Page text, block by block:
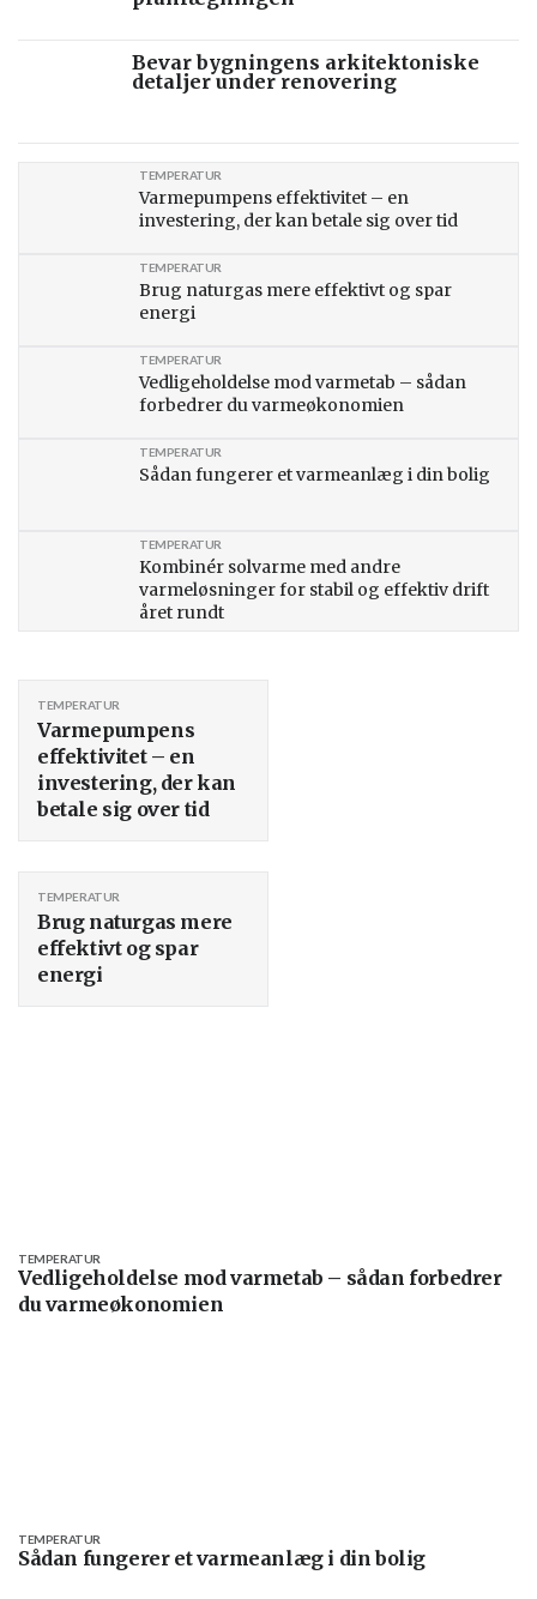
Bevar bygningens arkitektoniske
detaljer under renovering
Varmepumpens effektivitet – en
investering, der kan betale sig over tid
TEMPERATUR
Brug naturgas mere effektivt og spar
energi
TEMPERATUR
Vedligeholdelse mod varmetab – sådan
forbedrer du varmeøkonomien
TEMPERATUR
Sådan fungerer et varmeanlæg i din bolig
TEMPERATUR
Kombinér solvarme med andre
varmeløsninger for stabil og effektiv drift
året rundt
TEMPERATUR
Varmepumpens
effektivitet – en
investering, der kan
betale sig over tid
TEMPERATUR
Brug naturgas mere
effektivt og spar
energi
TEMPERATUR
Vedligeholdelse mod varmetab – sådan forbedrer
du varmeøkonomien
TEMPERATUR
Sådan fungerer et varmeanlæg i din bolig
TEMPERATUR